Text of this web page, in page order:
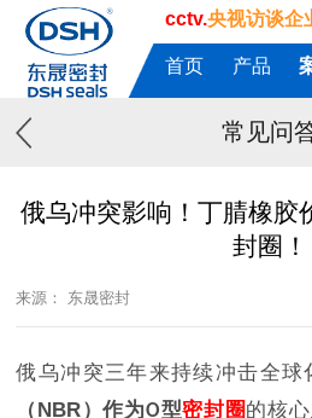
cctv.央视访谈企
首页 产品
常见问
俄乌冲突影响！丁腈橡胶
封圈！
来源： 东晟密封
俄乌冲突三年来持续冲击全球
（ NBR）作为O型密封圈的核